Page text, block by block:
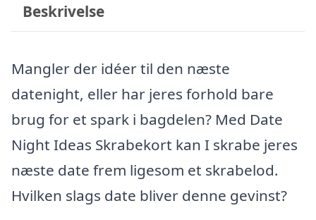
Beskrivelse
Mangler der idéer til den næste
datenight, eller har jeres forhold bare
brug for et spark i bagdelen? Med Date
Night Ideas Skrabekort kan I skrabe jeres
næste date frem ligesom et skrabelod.
Hvilken slags date bliver denne gevinst?